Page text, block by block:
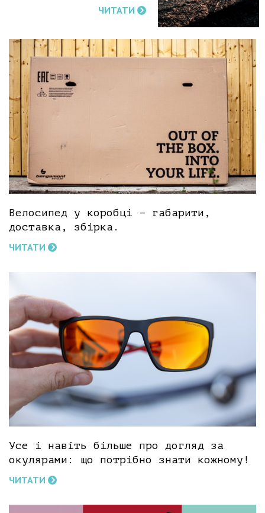
ЧИТАТИ
Велосипед у коробці – габарити,
доставка, збірка.
ЧИТАТИ
Усе і навіть більше про догляд за
окулярами: що потрібно знати кожному!
ЧИТАТИ